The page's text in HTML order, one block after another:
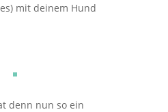
mit deinem Hund
denn nun so ein